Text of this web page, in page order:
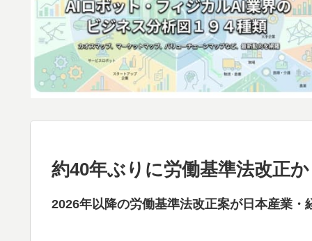
約40年ぶりに労働基準法改正
2026年以降の労働基準法改正案が日本産業・